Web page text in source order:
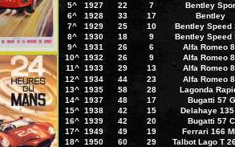
5^
1927 22 7
Bentley
6^
1928 33 17
Bentley
7^
1929 25 10
Bentley Speed
8^
1930 18 9
Bentley Speed
9^
1931 26 6
Alfa Romeo
10^ 1932 26 9
Alfa Romeo
11^ 1933 29 13
Alfa Romeo
12^ 1934 44 23
Alfa Romeo
13^ 1935 58 28
Lagonda
14^ 1937 48 17
Bugatti 57 G
15^ 1938 42 15
Delahaye
16^ 1939 42 20
Bugatti 57 C
17^ 1949 49 19
Ferrari 166
18^ 1950 60 29
Talbot Lago T